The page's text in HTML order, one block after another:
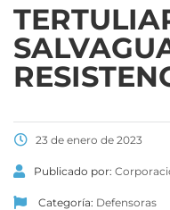
23 de enero de 2023
Publicado por:
Categoría: Defensoras